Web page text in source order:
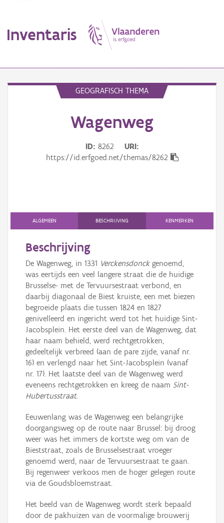
Inventaris
Persoon of collectief
Downloads
Hergebruik
Aanmelden
GEOGRAFISCH THEMA
Wagenweg
ID 8262
URI
https://id.erfgoed.net/themas/8262
ALGEMEEN BESCHRIJVING KENMERKEN
Beschrijving
De Wagenweg, in 1331 Verckensdonckgenoemd,
was eertijds een veel langere straat die de huidige
Brusselse- met de Tervuursestraat verbond, en
daarbij diagonaal de Biest kruiste, een met biezen
begroeide plaats die tussen 1824 en 1827
genivelleerd en ingericht werd tot het huidige Sint-
Jacobsplein. Het eerste deel van de Wagenweg, dat
haar naam behield, werd rechtgetrokken,
gedeeltelijk verbreed (aan de pare zijde, vanaf nr.
16) en verlengd naar het Sint-Jacobsplein (vanaf
nr. 17). Het laatste deel van de Wagenweg werd
eveneens rechtgetrokken en kreeg de naam Sint-
Hubertusstraat.
Eeuwenlang was de Wagenweg een belangrijke
doorgangsweg op de route naar Brussel: bij droog
weer was het immers de kortste weg om van de
Bieststraat, zoals de Brusselsestraat vroeger
genoemd werd, naar de Tervuursestraat te gaan.
Bij regenweer verkoos men de hoger gelegen route
via de Goudsbloemstraat.
Het beeld van de Wagenweg wordt sterk bepaald
door de pakhuizen van de voormalige brouwerij